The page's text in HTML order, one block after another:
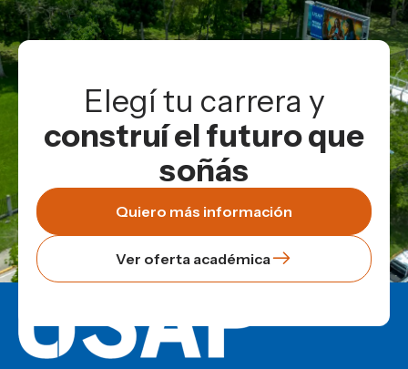
Elegí tu carrera y
construí el futuro que
soñás
Quiero más información
Ver oferta académica